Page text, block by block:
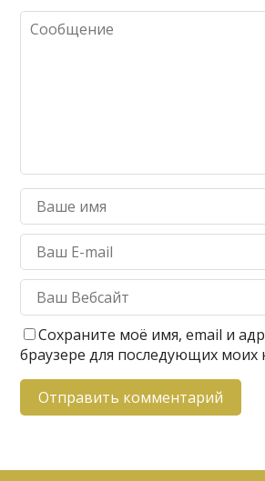
Сохраните моё имя, email и
браузере для последующих